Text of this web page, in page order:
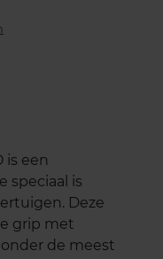
is een
speciaal is
Deze
grip met
de meest